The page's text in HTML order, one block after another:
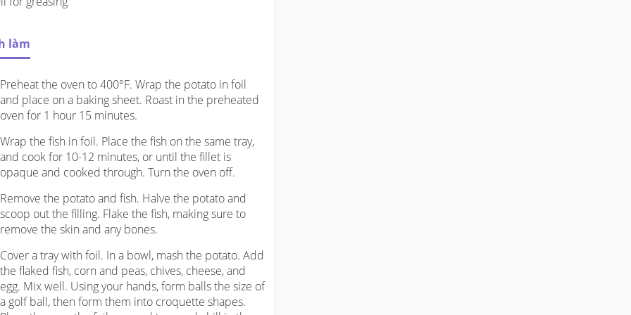
làm
Preheat the oven to 400°F. Wrap the potato in foil
and place on a baking sheet. Roast in the preheated
oven for 1 hour 15 minutes.
Wrap the fish in foil. Place the fish on the same tray,
and cook for 10-12 minutes, or until the fillet is
opaque and cooked through. Turn the oven off.
Remove the potato and fish. Halve the potato and
scoop out the filling. Flake the fish, making sure to
remove the skin and any bones.
Cover a tray with foil. In a bowl, mash the potato. Add
the flaked fish, corn and peas, chives, cheese, and
egg. Mix well. Using your hands, form balls the size of
a golf ball, then form them into croquette shapes.